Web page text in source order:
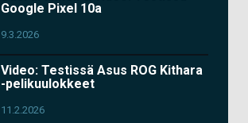
Google Pixel 10a
9.3.2026
Video: Testissä Asus ROG Kithara
-pelikuulokkeet
11.2.2026